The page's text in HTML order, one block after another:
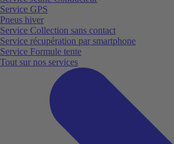
Service GPS
Pneus hiver
Service Collection sans contact
Service récupération par smartphone
Service Formule tente
Tout sur nos services